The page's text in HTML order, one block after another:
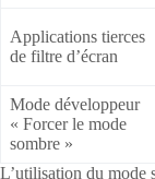
Applications tierces
de filtre d’écran
Mode développeur
« Forcer le mode
sombre »
L’utilisation du mode